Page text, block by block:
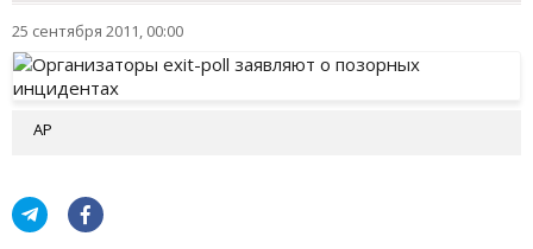
25 сентября 2011, 00:00
АР